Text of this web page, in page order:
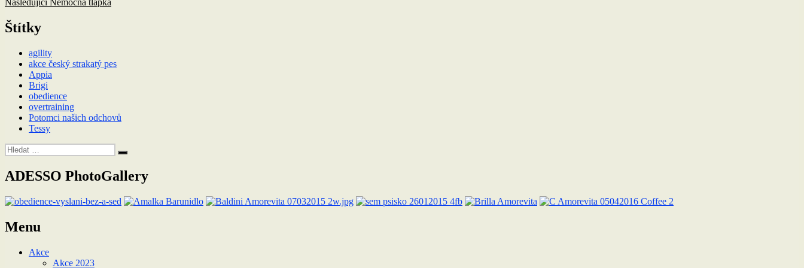
pro
příspěvek
Následující Nemocná tlapka
Štítky
agility
akce český strakatý pes
Appia
Brigi
obedience
overtraining
Potomci našich odchovů
Tessy
Hledat:
Hledání
ADESSO PhotoGallery
Menu
Akce
Akce 2023